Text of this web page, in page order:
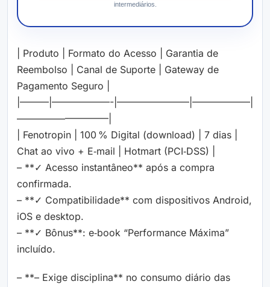
intermediários.
| Produto | Formato do Acesso | Garantia de
Reembolso | Canal de Suporte | Gateway de
Pagamento Seguro |
|———|——————-|———————–|——————|
—————————–|
| Fenotropin | 100 % Digital (download) | 7 dias |
Chat ao vivo + E‑mail | Hotmart (PCI‑DSS) |
– **✓ Acesso instantâneo** após a compra
confirmada.
– **✓ Compatibilidade** com dispositivos Android,
iOS e desktop.
– **✓ Bônus**: e‑book “Performance Máxima”
incluído.
– **– Exige disciplina** no consumo diário das